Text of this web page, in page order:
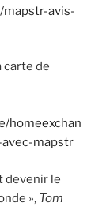
avis-
carte de
homeexchan
mapstr
devenir le
», Tom